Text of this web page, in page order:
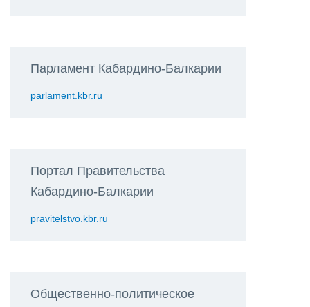
Парламент Кабардино-Балкарии
parlament.kbr.ru
Портал Правительства
Кабардино-Балкарии
pravitelstvo.kbr.ru
Общественно-политическое